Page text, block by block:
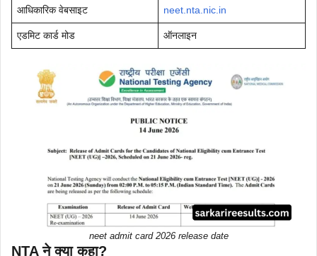
आधिकारिक वेबसाइट neet.nta.nic.in
एडमिट कार्ड मोड ऑनलाइन
neet admit card 2026 release date
NTA ने क्या कहा?